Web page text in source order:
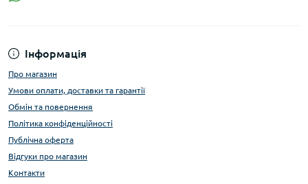
Інформація
Про магазин
Умови оплати, доставки та гарантії
Обмін та повернення
Політика конфіденційності
Публічна оферта
Відгуки про магазин
Контакти